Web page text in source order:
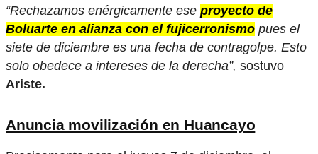
“Rechazamos enérgicamente ese proyecto de
Boluarte en alianza con el fujicerronismo pues el
siete de diciembre es una fecha de contragolpe. Esto
solo obedece a intereses de la derecha”, sostuvo
Ariste.
Anuncia movilización en Huancayo